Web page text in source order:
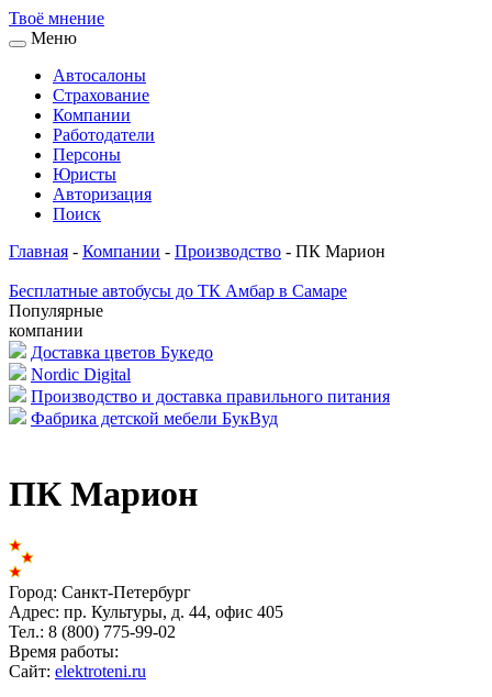
Твоё мнение
Меню
Автосалоны
Страхование
Компании
Работодатели
Персоны
Юристы
Авторизация
Поиск
Главная - Компании - Производство - ПК Марион
Бесплатные автобусы до ТК Амбар в Самаре
Популярные
компании
Доставка цветов Букедо
Nordic Digital
Производство и доставка правильного питания
Фабрика детской мебели БукВуд
ПК Марион
Город: Санкт-Петербург
Адрес: пр. Культуры, д. 44, офис 405
Тел.: 8 (800) 775-99-02
Время работы:
Сайт: elektroteni.ru